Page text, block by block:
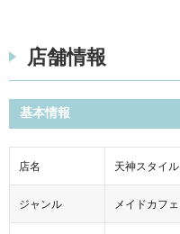
店舗情報
基本情報
店名 天神スタイル
ジャンル メイドカフェ